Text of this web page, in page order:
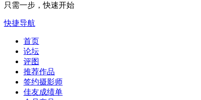
只需一步，快速开始
快捷导航
首页
论坛
评图
推荐作品
签约摄影师
佳友成绩单